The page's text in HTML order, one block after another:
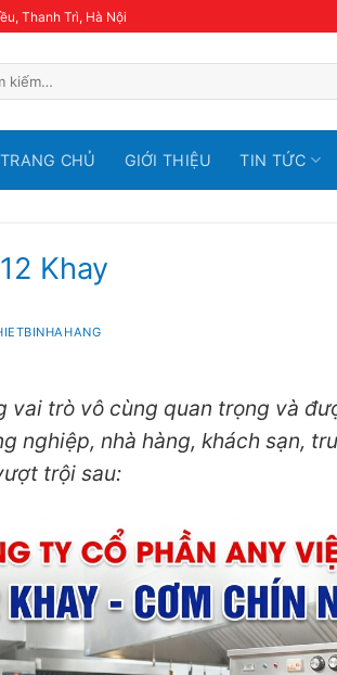
Thanh Trì, Hà Nội
TRANG CHỦ GIỚI THIỆU TIN TỨC
Khay
vai trò vô cùng quan trọng và
nghiệp, nhà hàng, khách sạn,
trội sau: